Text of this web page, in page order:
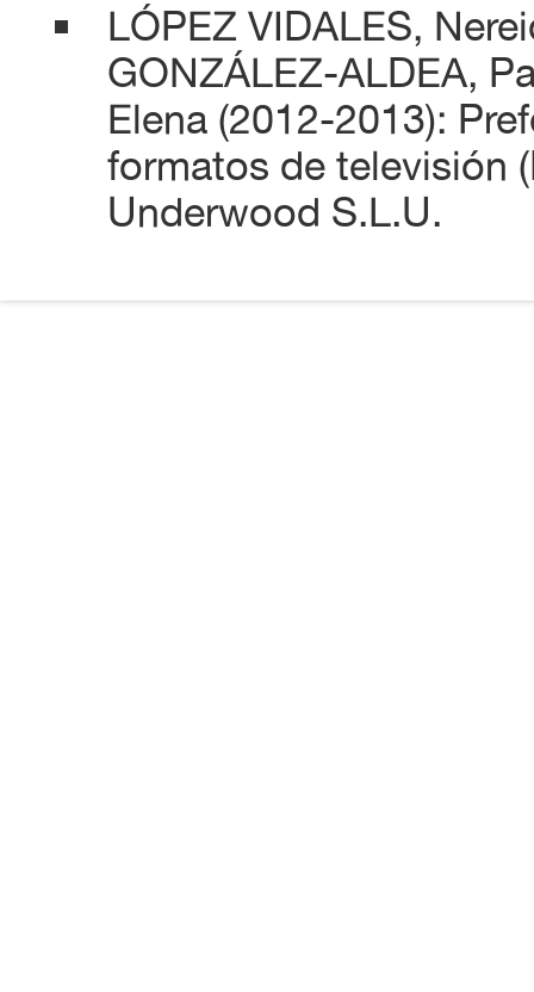
LÓPEZ VIDALES,
GONZÁLEZ-ALDEA,
Elena (2012-2013):
formatos de televisión
Underwood S.L.U.